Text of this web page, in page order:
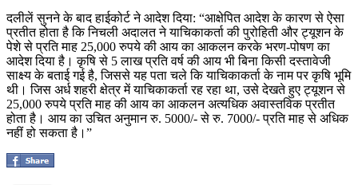
दलीलें सुनने के बाद हाईकोर्ट ने आदेश दिया: “आक्षेपित आदेश के कारण से ऐसा
प्रतीत होता है कि निचली अदालत ने याचिकाकर्ता की पुरोहिती और ट्यूशन के
पेशे से प्रति माह 25,000 रुपये की आय का आकलन करके भरण-पोषण का
आदेश दिया है। कृषि से 5 लाख प्रति वर्ष की आय भी बिना किसी दस्तावेजी
साक्ष्य के बताई गई है, जिससे यह पता चले कि याचिकाकर्ता के नाम पर कृषि भूमि
थी। जिस अर्ध शहरी क्षेत्र में याचिकाकर्ता रह रहा था, उसे देखते हुए ट्यूशन से
25,000 रुपये प्रति माह की आय का आकलन अत्यधिक अवास्तविक प्रतीत
होता है। आय का उचित अनुमान रु. 5000/- से रु. 7000/- प्रति माह से अधिक
नहीं हो सकता है।”